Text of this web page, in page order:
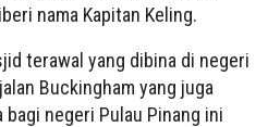
nama Kapitan Keling.
terawal yang dibina di negeri
Buckingham yang juga
negeri Pulau Pinang ini